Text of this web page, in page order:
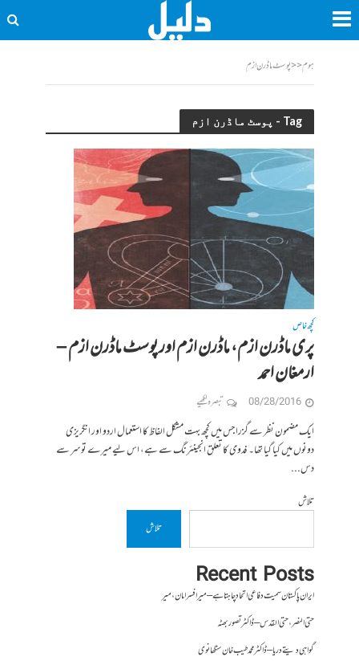
ہوم<<پوسٹ ماڈرن ازم
Tag - پوسٹ ماڈرن ازم
کچھ خاص
پری ماڈرن ازم، ماڈرن ازم اور پوسٹ ماڈرن ازم –
ارمغان احمد
08/28/2016 تبصرہ لکھیے
ایک مضمون نظر سے گزرا جس میں کچھ بہت مشکل الفاظ کا استعمال اردو اور انگریزی
دونوں میں کیا گیا تھا۔ فدوی کا تعلق انجینئرنگ سے ہے، اس لیے میرے تو سر سے
دس...
تلاش
تلاش
Recent Posts
ایران پاکستان سمیت دفاعی اتحاد چاہتا ہے – میر افسر امان،میر
حتی النصر ، حتی القدس – ڈاکٹر تصور بھٹہ
گواہی دیتے دریا – ڈاکٹر محمد طیب خان سنگھانوی